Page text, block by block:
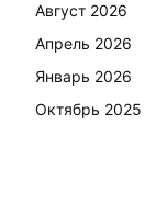
Август 2026
Апрель 2026
Январь 2026
Октябрь 2025